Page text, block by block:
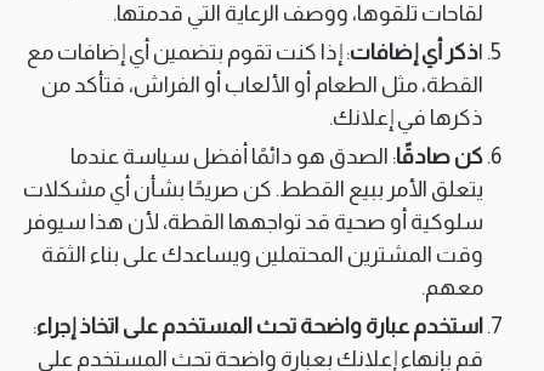
لقاحات تلقوها، ووصف الرعاية التي قدمتها.
اذكر أي إضافات: إذا كنت تقوم بتضمين أي إضافات مع
القطة، مثل الطعام أو الألعاب أو الفراش، فتأكد من
ذكرها في إعلانك.
كن صادقًا: الصدق هو دائمًا أفضل سياسة عندما
يتعلق الأمر ببيع القطط. كن صريحًا بشأن أي مشكلات
سلوكية أو صحية قد تواجهها القطة، لأن هذا سيوفر
وقت المشترين المحتملين ويساعدك على بناء الثقة
معهم.
استخدم عبارة واضحة تحث المستخدم على اتخاذ إجراء:
قم بإنهاء إعلانك بعبارة واضحة تحث المستخدم على